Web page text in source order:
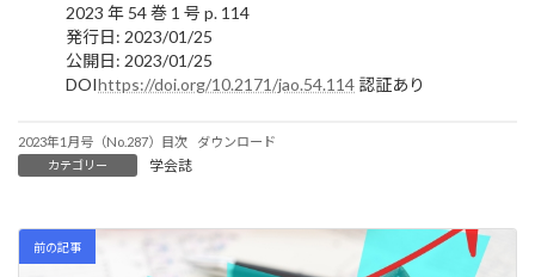
2023 年 54 巻 1 号 p. 114
発行日: 2023/01/25
公開日: 2023/01/25
DOIhttps://doi.org/10.2171/jao.54.114 認証あり
2023年1月号（No.287）目次 ダウンロード
カテゴリー 学会誌
前の記事